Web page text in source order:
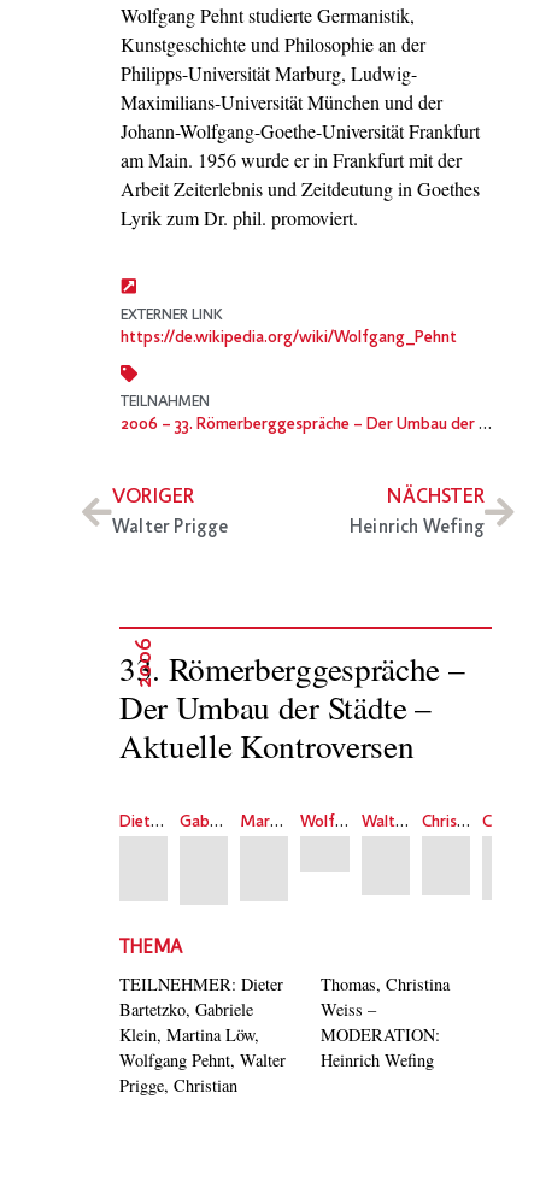
Wolfgang Pehnt studierte Germanistik,
Kunstgeschichte und Philosophie an der
Philipps-Universität Marburg, Ludwig-
Maximilians-Universität München und der
Johann-Wolfgang-Goethe-Universität Frankfurt
am Main. 1956 wurde er in Frankfurt mit der
Arbeit Zeiterlebnis und Zeitdeutung in Goethes
Lyrik zum Dr. phil. promoviert.
EXTERNER LINK
https://de.wikipedia.org/wiki/Wolfgang_Pehnt
TEILNAHMEN
2006 – 33. Römerberggespräche – Der Umbau der Städte – Aktuelle Kontroversen
VORIGER
Walter Prigge
NÄCHSTER
Heinrich Wefing
2006
33. Römerberggespräche –
Der Umbau der Städte –
Aktuelle Kontroversen
Dieter Bartetzko Gabriele Klein Martina Löw Wolfgang Pehnt Walter Prigge Christian Thomas
THEMA
TEILNEHMER: Dieter
Bartetzko, Gabriele
Klein, Martina Löw,
Wolfgang Pehnt, Walter
Prigge, Christian
Thomas, Christina
Weiss –
MODERATION:
Heinrich Wefing